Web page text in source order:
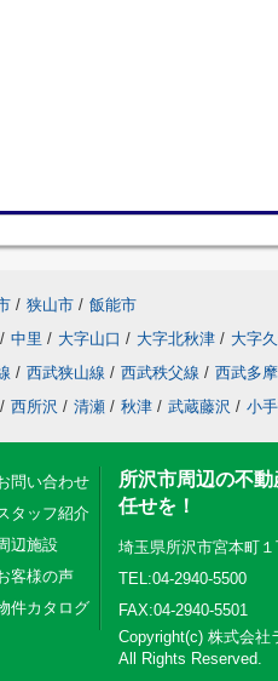
/ 狭山市 / 飯能市
/ 中里 / 大字山口 / 大字北秋津 / 大字
/ 西武狭山線 / 西武秩父線 / 西武多
/ 西所沢 / 清瀬 / 秋津 / 武蔵藤沢 / 小
問い合わせ
タッフ紹介
辺施設
客様の声
件カタログ
所沢市周辺の不
任せを！
埼玉県所沢市宮本町
TEL:04-2940-5500
FAX:04-2940-5501
Copyright(c) 株式会社
All Rights Reserved.